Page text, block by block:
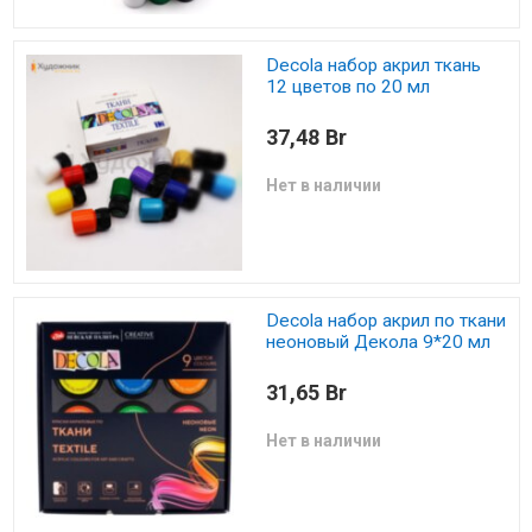
Decola набор акрил ткань
12 цветов по 20 мл
37,48 Br
Нет в наличии
Decola набор акрил по ткани
неоновый Декола 9*20 мл
31,65 Br
Нет в наличии